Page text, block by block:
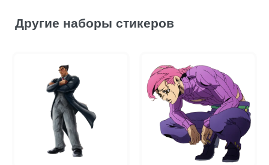
Другие наборы стикеров